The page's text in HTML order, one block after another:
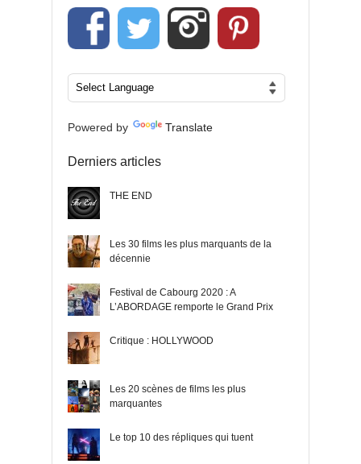
Powered by Translate
Derniers articles
THE END
Les 30 films les plus marquants de la
décennie
Festival de Cabourg 2020 : A
L’ABORDAGE remporte le Grand Prix
Critique : HOLLYWOOD
Les 20 scènes de films les plus
marquantes
Le top 10 des répliques qui tuent